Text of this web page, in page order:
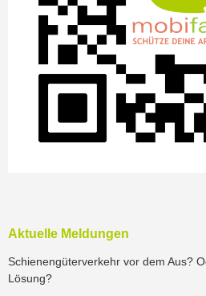
Aktuelle Meldungen
Schienengüterverkehr vor dem Aus?
Lösung?